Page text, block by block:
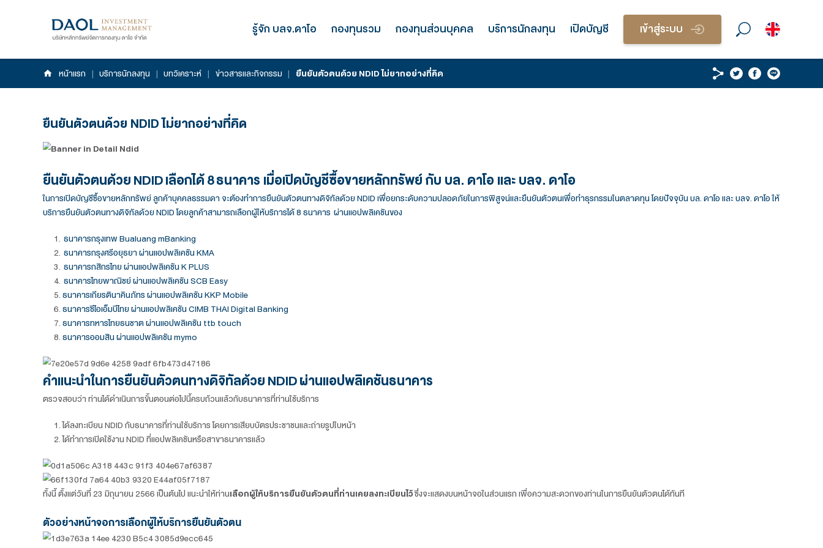
รู้จัก บลจ.ดาโอ กองทุนรวม กองทุนส่วนบุคคล บริการนักลงทุน เปิดบัญชี
หน้าแรก | บริการนักลงทุน | บทวิเคราะห์ | ข่าวสารและกิจกรรม | ยืนยันตัวตนด้วย NDID ไม่ยากอย่างที่คิด
ยืนยันตัวตนด้วย NDID ไม่ยากอย่างที่คิด
NDID เลือกได้
ในการเปิดบัญชีซื้อขายหลักทรัพย์ ลูกค้าบุคคลธรรมดา จะต้องทำการยืนยันตัวตนทางดิจิทัลด้วย NDID เพื่อยกระดับความปลอดภัยในการพิสูจน์และยืนยันตัวตนเพื่อทำธุรกรรมในตลาดทุน โด
บริการยืนยันตัวตนทางดิจิทัลด้วย NDID โดยลูกค้าสามารถเลือกผู้ให้บริการได้ 8 ธนาคาร ผ่านแอปพลิเคชันของ
ธนาคารกรุงเทพ Bualuang mBanking
ธนาคารกรุงศรีอยุธยา ผ่านแอปพลิเคชัน KMA
ธนาคารกสิกรไทย ผ่านแอปพลิเคชัน K PLUS
ธนาคารเกียรตินาคินภัทร ผ่านแอปพลิเคชัน KKP Mobile
ธนาคารซีไอเอ็มบีไทย ผ่านแอปพลิเคชัน CIMB THAI Digital Banking
ธนาคารทหารไทยธนชาต ผ่านแอปพลิเคชัน ttb touch
ธนาคารออมสิน ผ่านแอปพลิเคชัน mymo
คำแนะนำในการยืนยันตัวตนทางดิจิทัลด้วย
ตรวจสอบว่า ท่านได้ดำเนินการขั้นตอนต่อไปนี้ครบถ้วนแล้วกับธนาคารที่ท่านใช้บริการ
ได้ลงทะเบียน NDID กับธนาคารที่ท่านใช้บริการ โดยการเสียบบัตรประชาชนและถ่ายรูปใบหน้า